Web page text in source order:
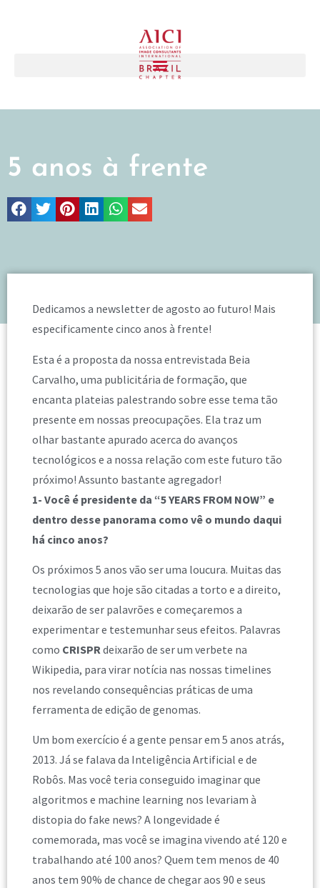
5 anos à frente
Dedicamos a newsletter de agosto ao futuro! Mais
especificamente cinco anos à frente!
Esta é a proposta da nossa entrevistada Beia
Carvalho, uma publicitária de formação, que
encanta plateias palestrando sobre esse tema tão
presente em nossas preocupações. Ela traz um
olhar bastante apurado acerca do avanços
tecnológicos e a nossa relação com este futuro tão
próximo! Assunto bastante agregador!
1- Você é presidente da “5 YEARS FROM NOW” e
dentro desse panorama como vê o mundo daqui
há cinco anos?
Os próximos 5 anos vão ser uma loucura. Muitas das
tecnologias que hoje são citadas a torto e a direito,
deixarão de ser palavrões e começaremos a
experimentar e testemunhar seus efeitos. Palavras
como CRISPR deixarão de ser um verbete na
Wikipedia, para virar notícia nas nossas timelines
nos revelando consequências práticas de uma
ferramenta de edição de genomas.
Um bom exercício é a gente pensar em 5 anos atrás,
2013. Já se falava da Inteligência Artificial e de
Robôs. Mas você teria conseguido imaginar que
algoritmos e machine learning nos levariam à
distopia do fake news? A longevidade é
comemorada, mas você se imagina vivendo até 120 e
trabalhando até 100 anos? Quem tem menos de 40
anos tem 90% de chance de chegar aos 90 e seus